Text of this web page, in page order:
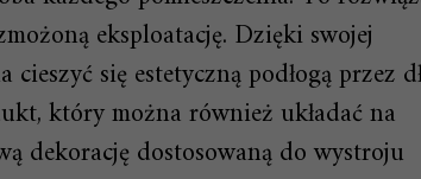
eksploatację. Dzięki swojej
się estetyczną podłogą przez
który można również układać na
dekorację dostosowaną do wystroju